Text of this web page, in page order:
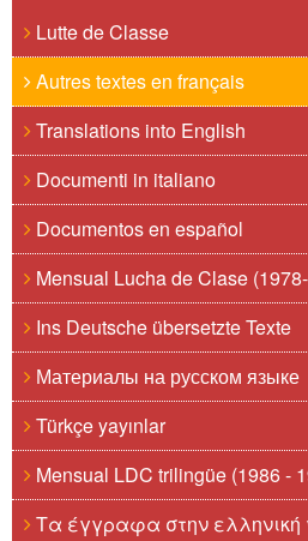
Lutte de Classe
Autres textes en français
Translations into English
Documenti in italiano
Documentos en español
Mensual Lucha de Clase
Ins Deutsche übersetzte Texte
Материалы на русском языке
Türkçe yayınlar
Mensual LDC trilingüe (1986 -
Τα έγγραφα στην